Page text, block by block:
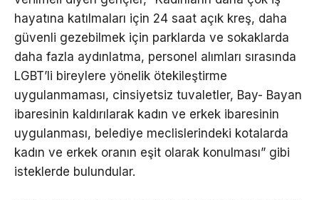
hayatına katılmaları için 24 saat açık kreş, daha
güvenli gezebilmek için parklarda ve sokaklarda
daha fazla aydınlatma, personel alımları sırasında
LGBT’li bireylere yönelik ötekileştirme
uygulanmaması, cinsiyetsiz tuvaletler, Bay- Bayan
ibaresinin kaldırılarak kadın ve erkek ibaresinin
uygulanması, belediye meclislerindeki kotalarda
kadın ve erkek oranın eşit olarak konulması” gibi
isteklerde bulundular.